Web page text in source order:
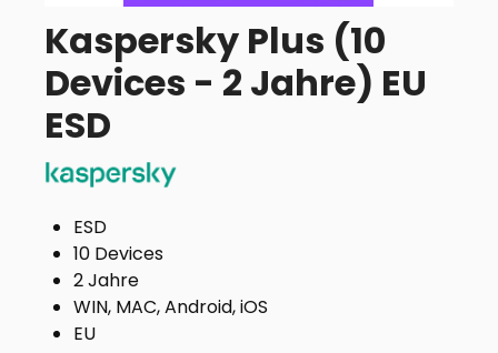
Kaspersky Plus (10
Devices - 2 Jahre) EU
ESD
ESD
10 Devices
2 Jahre
WIN, MAC, Android, iOS
EU